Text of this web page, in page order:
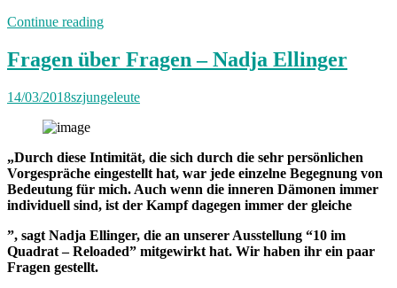
Continue reading„Eine
Welt“
Fragen über Fragen – Nadja Ellinger
14/03/2018szjungeleute
„Durch diese Intimität, die sich durch die sehr persönlichen
Vorgespräche eingestellt hat, war jede einzelne Begegnung von
Bedeutung für mich. Auch wenn die inneren Dämonen immer
individuell sind, ist der Kampf dagegen immer der gleiche
”, sagt Nadja Ellinger, die an unserer Ausstellung “10 im
Quadrat – Reloaded” mitgewirkt hat. Wir haben ihr ein paar
Fragen gestellt.